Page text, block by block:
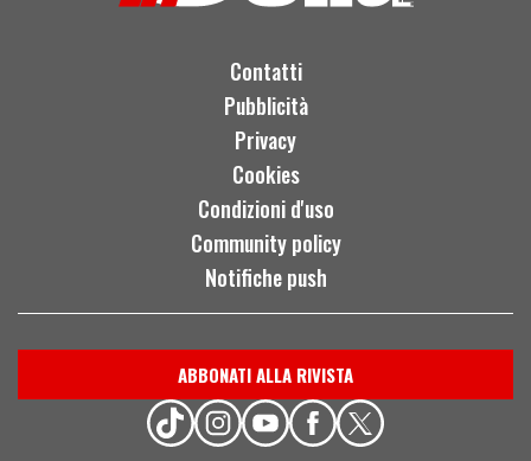
Contatti
Pubblicità
Privacy
Cookies
Condizioni d'uso
Community policy
Notifiche push
ABBONATI ALLA RIVISTA